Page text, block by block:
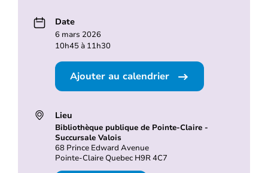
Date
6 mars 2026
10h45 à 11h30
Ajouter au calendrier
Lieu
Bibliothèque publique de Pointe-Claire -
Succursale Valois
68 Prince Edward Avenue
Pointe-Claire Quebec H9R 4C7